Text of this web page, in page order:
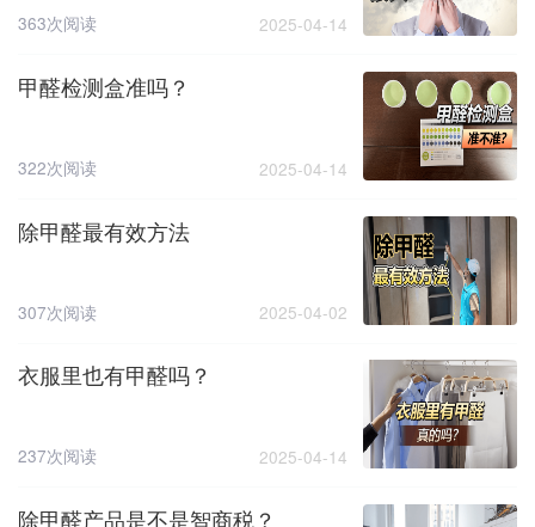
363次阅读 2025-04-14
甲醛检测盒准吗？
322次阅读 2025-04-14
除甲醛最有效方法
307次阅读 2025-04-02
衣服里也有甲醛吗？
237次阅读 2025-04-14
除甲醛产品是不是智商税？